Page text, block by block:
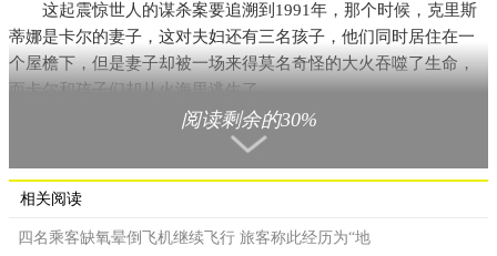
这起震惊世人的谋杀案要追溯到1991年，那个时候，克里斯
蒂娜是卡尔的妻子，这对夫妇还有三名孩子，他们同时居住在一
个屋檐下，但是妻子却被一场来得莫名奇怪的大火吞噬了生命，
而卡尔和孩子们却从火海里逃生了。
意外发生后，当地的警察来到现场取证调查，最后将这次火
灾列入“意外事故”案件。就是这场“意外”，妻子的死亡让卡尔成
功获得了大约140万元的保险赔偿。钱到手之后，很快他就在纽约
买房定居下来了。
阅读剩余的30%
相关阅读
四名乘客缺氧晕倒飞机继续飞行 旅客称此经历为“地